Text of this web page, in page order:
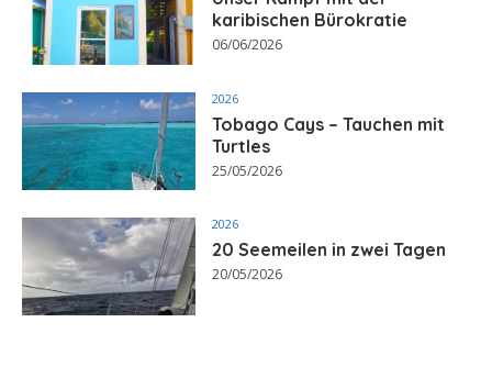
karibischen Bürokratie
06/06/2026
2026
Tobago Cays – Tauchen mit
Turtles
25/05/2026
2026
20 Seemeilen in zwei Tagen
20/05/2026